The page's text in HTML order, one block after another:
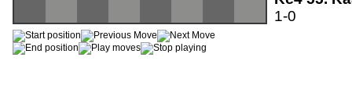
1-0